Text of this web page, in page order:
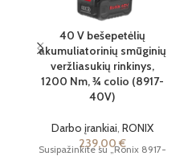
40 V bešepetėlių
akumuliatorinių smūginių
veržliasukių rinkinys,
1200 Nm, ¾ colio (8917-
40V)
Darbo įrankiai, RONIX
239,00€
Susipažinkite su „Ronix 8917-